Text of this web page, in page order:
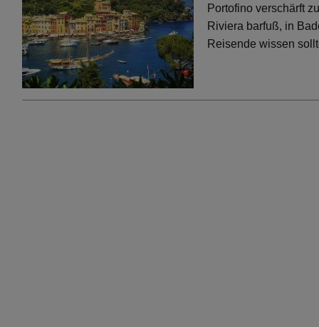
Portofino verschärft
Riviera barfuß, in
Reisende wissen